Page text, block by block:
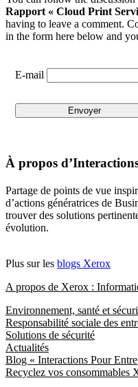
Rapport « Cloud Print
having to leave a comment.
in the form here below and
E-mail
À propos
Partage de points de vue
d’actions génératrices de
trouver des solutions
évolution.
Plus sur les blogs Xerox
A propos de Xerox :
Environnement, santé et
Responsabilité sociale des
Solutions de sécurité
Actualités
Blog « Interactions Pour
Recyclez vos consommables